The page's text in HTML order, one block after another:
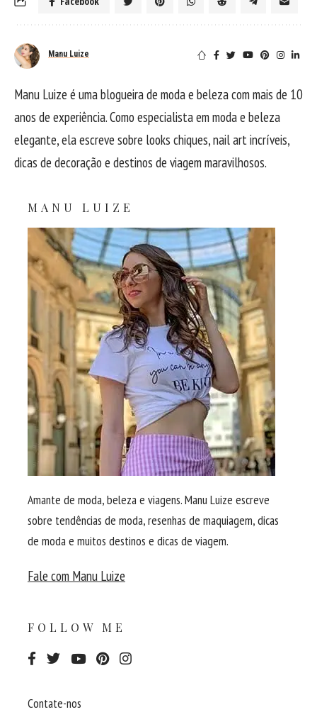
Manu Luize
Manu Luize é uma blogueira de moda e beleza com mais de 10
anos de experiência. Como especialista em moda e beleza
elegante, ela escreve sobre looks chiques, nail art incríveis,
dicas de decoração e destinos de viagem maravilhosos.
MANU LUIZE
Amante de moda, beleza e viagens. Manu Luize escreve
sobre tendências de moda, resenhas de maquiagem, dicas
de moda e muitos destinos e dicas de viagem.
Fale com Manu Luize
FOLLOW ME
Contate-nos